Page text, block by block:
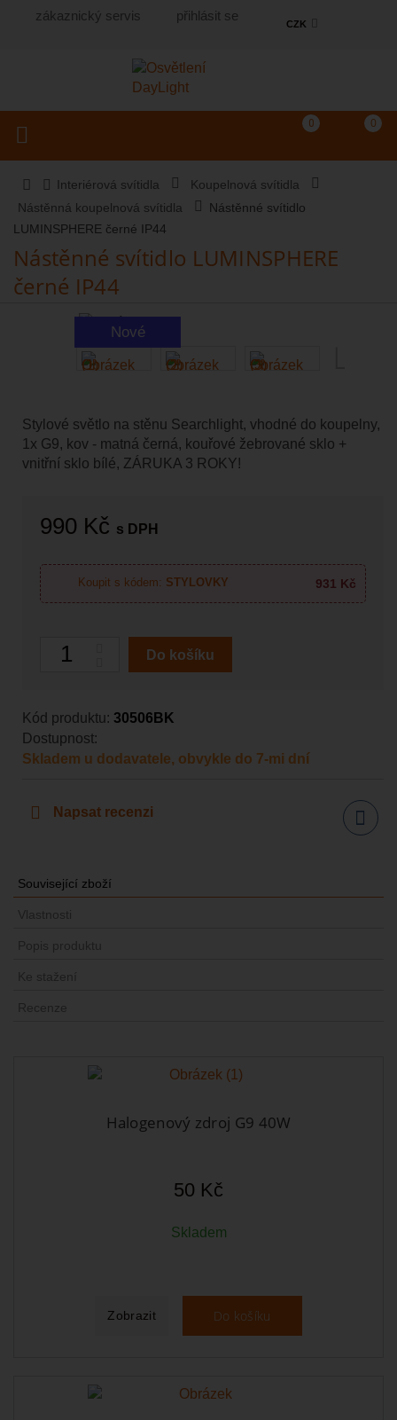
zákaznický servis přihlásit se
CZK
Košík 0
(prázdný)
0
Porovnání produktů
Toggle navigation
Interiérová svítidla
Koupelnová svítidla
Nástěnná koupelnová svítidla
Nástěnné svítidlo
LUMINSPHERE černé IP44
Nástěnné svítidlo LUMINSPHERE
černé IP44
Nové
Stylové světlo na stěnu Searchlight, vhodné do koupelny,
1x G9, kov - matná černá, kouřové žebrované sklo +
vnitřní sklo bílé, ZÁRUKA 3 ROKY!
990 Kč s DPH
Koupit s kódem: STYLOVKY 931 Kč
Počet
Do košíku
Kód produktu: 30506BK
Dostupnost:
Skladem u dodavatele, obvykle do 7-mi dní
Napsat recenzi
Sdílet
Související zboží
Vlastnosti
Popis produktu
Ke stažení
Recenze
Halogenový zdroj G9 40W
50 Kč
Skladem
Zobrazit Do košíku